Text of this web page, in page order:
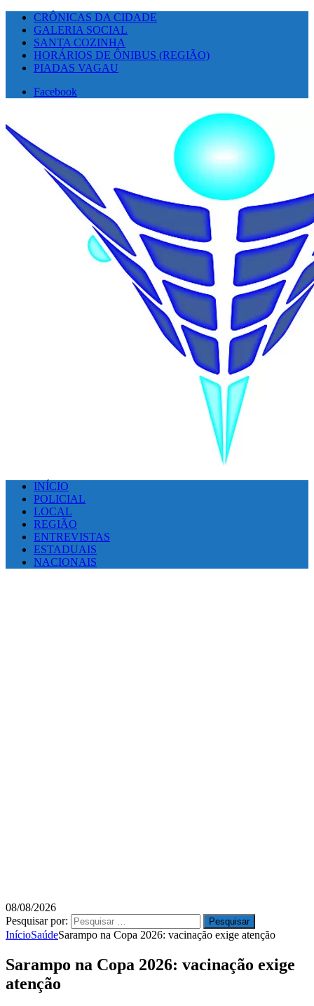
CRÔNICAS DA CIDADE
GALERIA SOCIAL
SANTA COZINHA
HORÁRIOS DE ÔNIBUS (REGIÃO)
PIADAS VAGAU
Facebook
INÍCIO
POLICIAL
LOCAL
REGIÃO
ENTREVISTAS
ESTADUAIS
NACIONAIS
08/08/2026
Pesquisar por:
InícioSaúdeSarampo na Copa 2026: vacinação exige atenção
Sarampo na Copa 2026: vacinação exige
atenção